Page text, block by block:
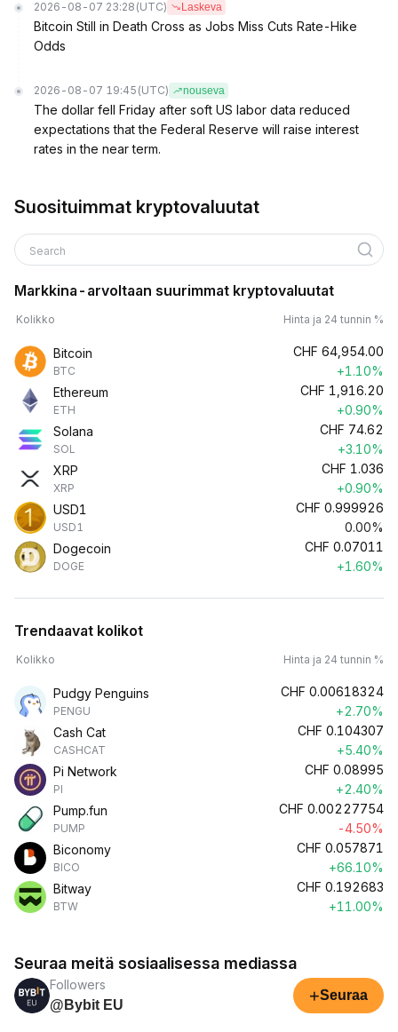
2026-08-07 23:28 (UTC) Laskeva
Bitcoin Still in Death Cross as Jobs Miss Cuts Rate-Hike
Odds
2026-08-07 19:45 (UTC) nouseva
The dollar fell Friday after soft US labor data reduced
expectations that the Federal Reserve will raise interest
rates in the near term.
Suosituimmat kryptovaluutat
Search
Markkina-arvoltaan suurimmat kryptovaluutat
Kolikko Hinta ja 24 tunnin %
Bitcoin
BTC
CHF 64,954.00
+1.10%
Ethereum
ETH
CHF 1,916.20
+0.90%
Solana
SOL
CHF 74.62
+3.10%
XRP
XRP
CHF 1.036
+0.90%
USD1
USD1
CHF 0.999926
0.00%
Dogecoin
DOGE
CHF 0.07011
+1.60%
Trendaavat kolikot
Kolikko Hinta ja 24 tunnin %
Pudgy Penguins
PENGU
CHF 0.00618324
+2.70%
Cash Cat
CASHCAT
CHF 0.104307
+5.40%
Pi Network
PI
CHF 0.08995
+2.40%
Pump.fun
PUMP
CHF 0.00227754
-4.50%
Biconomy
BICO
CHF 0.057871
+66.10%
Bitway
BTW
CHF 0.192683
+11.00%
Seuraa meitä sosiaalisessa mediassa
Followers
@Bybit EU
+Seuraa